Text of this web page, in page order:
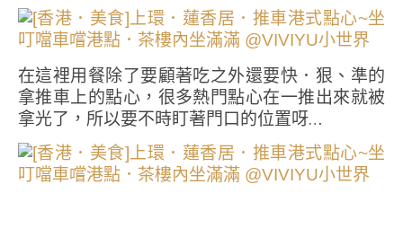
在這裡用餐除了要顧著吃之外還要快．狠、準的
拿推車上的點心，很多熱門點心在一推出來就被
拿光了，所以要不時盯著門口的位置呀…